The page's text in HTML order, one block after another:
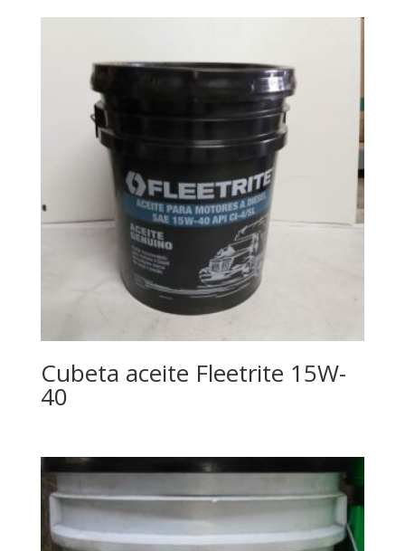
Cubeta aceite Fleetrite 15W-
40